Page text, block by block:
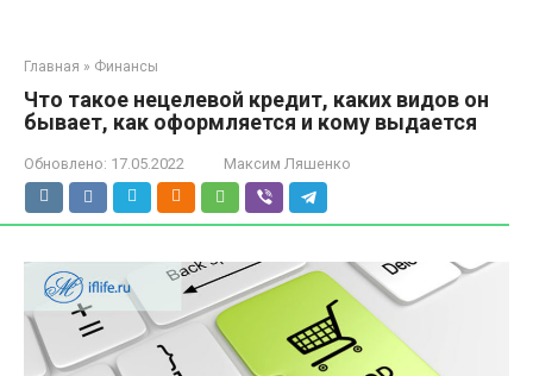
Главная » Финансы
Что такое нецелевой кредит, каких видов он
бывает, как оформляется и кому выдается
Обновлено: 17.05.2022 Максим Ляшенко